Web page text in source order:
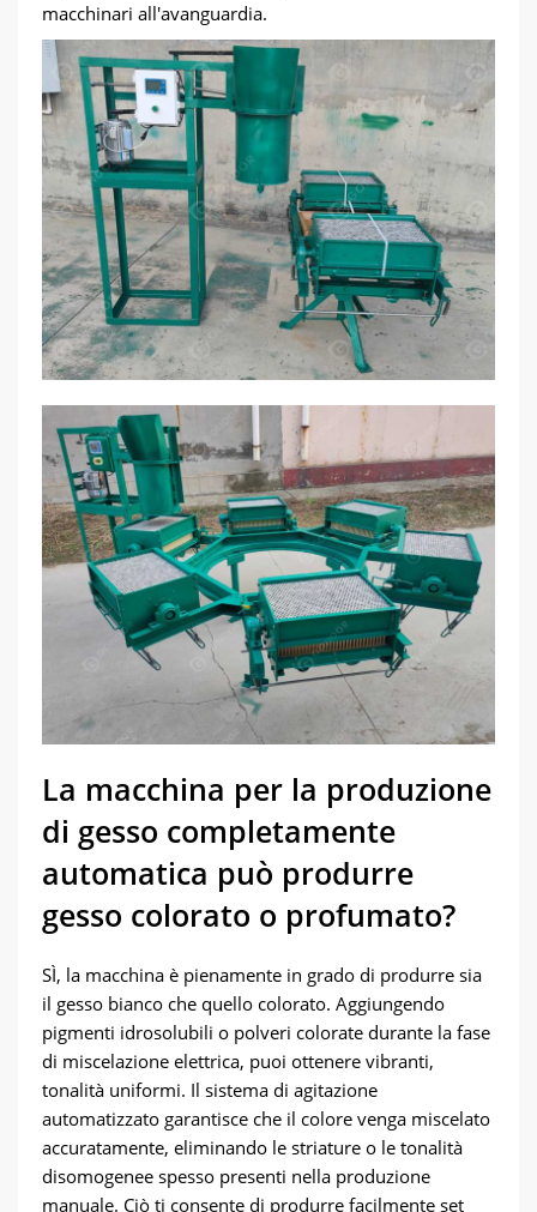
macchinari all'avanguardia.
La macchina per la produzione
di gesso completamente
automatica può produrre
gesso colorato o profumato?
SÌ, la macchina è pienamente in grado di produrre sia
il gesso bianco che quello colorato. Aggiungendo
pigmenti idrosolubili o polveri colorate durante la fase
di miscelazione elettrica, puoi ottenere vibranti,
tonalità uniformi. Il sistema di agitazione
automatizzato garantisce che il colore venga miscelato
accuratamente, eliminando le striature o le tonalità
disomogenee spesso presenti nella produzione
manuale. Ciò ti consente di produrre facilmente set